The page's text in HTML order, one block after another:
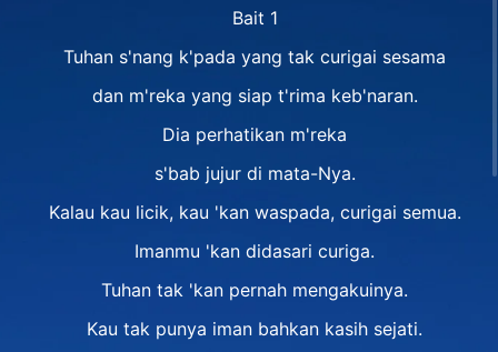
Bait 1
Tuhan s'nang k'pada yang tak curigai sesama
dan m'reka yang siap t'rima keb'naran.
Dia perhatikan m'reka
s'bab jujur di mata-Nya.
Kalau kau licik, kau 'kan waspada, curigai semua.
Imanmu 'kan didasari curiga.
Tuhan tak 'kan pernah mengakuinya.
Kau tak punya iman bahkan kasih sejati.